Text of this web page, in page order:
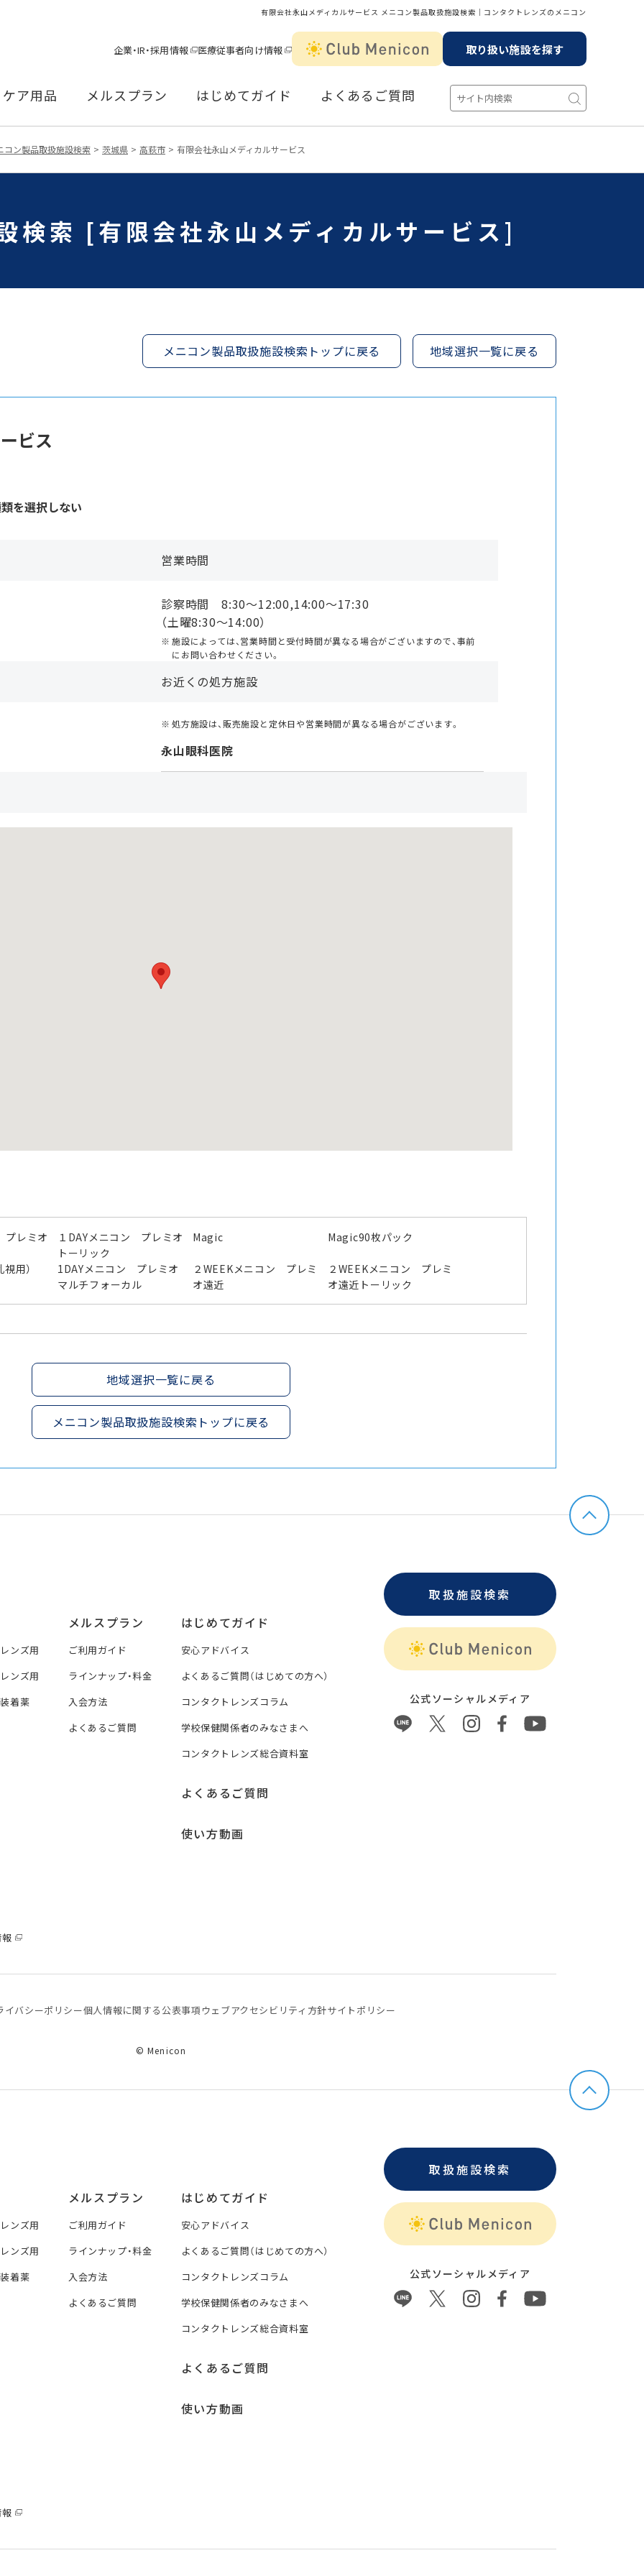
有限会社永山メディカルサービス メニコン製品取扱施設検索│コンタクトレンズのメニコン
企業・IR・採用情報 医療従事者向け情報 取り扱い施設を探す
ケア用品 メルスプラン はじめてガイド よくあるご質問
コン製品取扱施設検索 茨城県 高萩市 有限会社永山メディカルサービス
検索 [有限会社永山メディカルサービス]
メニコン製品取扱施設検索トップに戻る 地域選択一覧に戻る
ビス
を選択しない
営業時間
診察時間 8:30〜12:00,14:00〜17:30
（土曜8:30〜14:00）
施設によっては、営業時間と受付時間が異なる場合がございますので、事前
にお問い合わせください。
お近くの処方施設
処方施設は、販売施設と定休日や営業時間が異なる場合がございます。
永山眼科医院
レミオ
１DAYメニコン プレミオ
トーリック
Magic Magic90枚パック
用）
1DAYメニコン プレミオ
マルチフォーカル
２WEEKメニコン プレミ
オ遠近
２WEEKメニコン プレミ
オ遠近トーリック
地域選択一覧に戻る
メニコン製品取扱施設検索トップに戻る
ンズ用
ンズ用
着薬
メルスプラン
ご利用ガイド
ラインナップ・料金
入会方法
よくあるご質問
はじめてガイド
安心アドバイス
よくあるご質問（はじめての方へ）
コンタクトレンズコラム
学校保健関係者のみなさまへ
コンタクトレンズ総合資料室
よくあるご質問
使い方動画
取扱施設検索
公式ソーシャルメディア
イバシーポリシー個⼈情報に関する公表事項 ウェブアクセシビリティ方針サイトポリシー
© Menicon
ンズ用
ンズ用
着薬
メルスプラン
ご利用ガイド
ラインナップ・料金
入会方法
よくあるご質問
はじめてガイド
安心アドバイス
よくあるご質問（はじめての方へ）
コンタクトレンズコラム
学校保健関係者のみなさまへ
コンタクトレンズ総合資料室
よくあるご質問
使い方動画
取扱施設検索
公式ソーシャルメディア